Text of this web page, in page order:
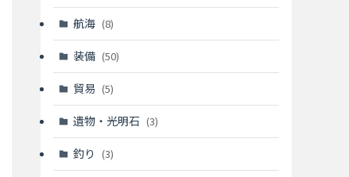
航海 (8)
装備 (50)
貿易 (5)
遺物・光明石 (3)
釣り (3)